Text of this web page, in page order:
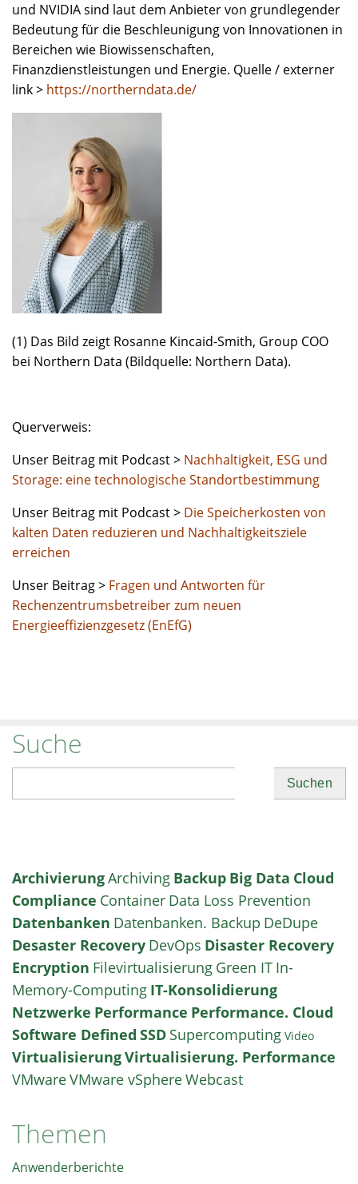
und NVIDIA sind laut dem Anbieter von grundlegender
Bedeutung für die Beschleunigung von Innovationen in
Bereichen wie Biowissenschaften,
Finanzdienstleistungen und Energie. Quelle / externer
link > https://northerndata.de/
(1) Das Bild zeigt Rosanne Kincaid-Smith, Group COO
bei Northern Data (Bildquelle: Northern Data).
Querverweis:
Unser Beitrag mit Podcast > Nachhaltigkeit, ESG und
Storage: eine technologische Standortbestimmung
Unser Beitrag mit Podcast > Die Speicherkosten von
kalten Daten reduzieren und Nachhaltigkeitsziele
erreichen
Unser Beitrag > Fragen und Antworten für
Rechenzentrumsbetreiber zum neuen
Energieeffizienzgesetz (EnEfG)
Suche
ArchivierungArchiving Backup Big Data Cloud
Compliance Container Data Loss Prevention
Datenbanken Datenbanken. Backup DeDupe
Desaster Recovery DevOps Disaster Recovery
Encryption Filevirtualisierung Green IT In-
Memory-Computing IT-Konsolidierung
Netzwerke Performance Performance. Cloud
Software Defined SSD Supercomputing Video
VirtualisierungVirtualisierung. Performance
VMwareVMware vSphereWebcast
Themen
Anwenderberichte